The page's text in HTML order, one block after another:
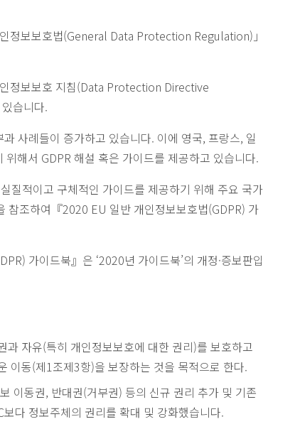
정보보호법(General Data Protection Regulation)」
정보보호 지침(Data Protection Directive
습니다.
사례들이 증가하고 있습니다. 이에 영국, 프랑스, 일
해서 GDPR 해설 혹은 가이드를 제공하고 있습니다.
질적이고 구체적인 가이드를 제공하기 위해 주요 국가
참조하여『2020 EU 일반 개인정보보호법(GDPR) 가
가이드북』은 ‘2020년 가이드북’의 개정·증보판입
자유(특히 개인정보보호에 대한 권리)를 보호하고
이동(제1조제3항)을 보장하는 것을 목적으로 한다.
이동권, 반대권(거부권) 등의 신규 권리 추가 및 기존
다 정보주체의 권리를 확대 및 강화했습니다.